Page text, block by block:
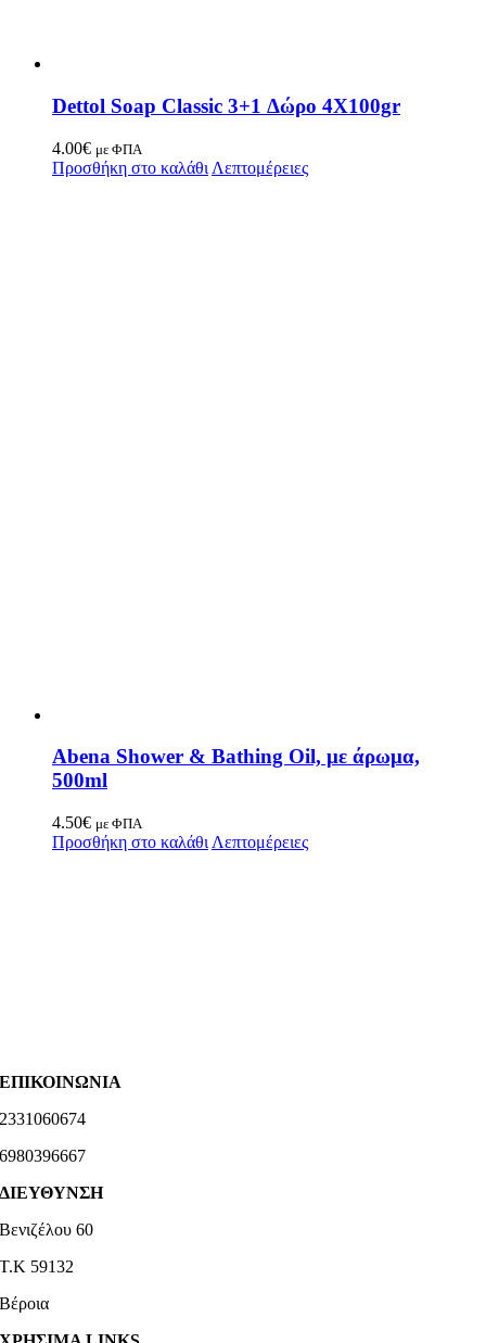
Dettol Soap Classic 3+1 Δώρο 4X100gr
4.00€ με ΦΠΑ
Προσθήκη στο καλάθι Λεπτομέρειες
Abena Shower & Bathing Oil, με άρωμα,
500ml
4.50€ με ΦΠΑ
Προσθήκη στο καλάθι Λεπτομέρειες
ΕΠΙΚΟΙΝΩΝΙΑ
2331060674
6980396667
ΔΙΕΥΘΥΝΣΗ
Βενιζέλου 60
Τ.Κ 59132
Βέροια